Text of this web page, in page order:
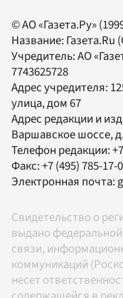
© АО «Газета.Ру»
Название: Газета.Ru
Учредитель:АО
7743625728
Адрес учредителя:
улица, дом 67
Адрес редакции и
Варшавское шоссе,
Телефон редакции:
Факс:+7 (495) 785-17-
Электронная почта:
Свидетельство о
выдано
связи,
коммуникаций
несет